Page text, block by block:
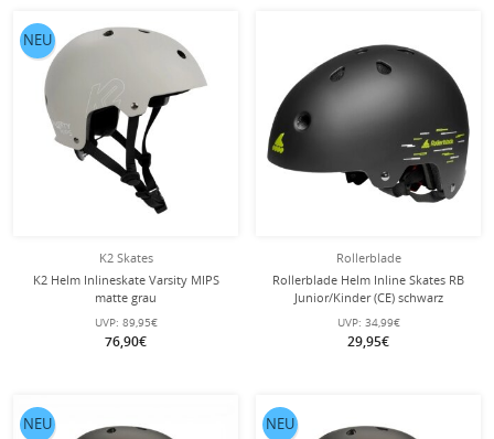
K2 Skates
K2 Helm Inlineskate Varsity MIPS
matte grau
UVP: 89,95€
76,90€
NEU
Rollerblade
Rollerblade Helm Inline Skates RB
Junior/Kinder (CE) schwarz
UVP: 34,99€
29,95€
NEU NEU